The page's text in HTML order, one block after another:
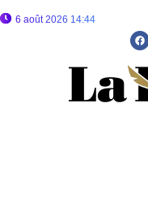
6 août 2026 14:44